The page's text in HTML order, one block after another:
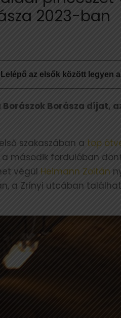
2023-ban
az elsők között legyen
Borásza díjat,
szakaszában a top
a második fordulóban
végül Heimann Zoltán
a Zrínyi utcában